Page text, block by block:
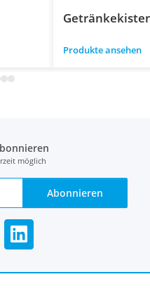
Produkte ansehen
möglich
Abonnieren